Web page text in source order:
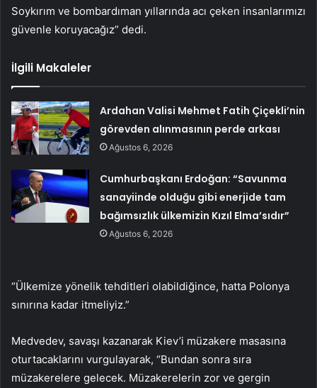
Soykırım ve bombardıman yıllarında acı çeken insanlarımızı
güvenle koruyacağız” dedi.
İlgili Makaleler
Ardahan Valisi Mehmet Fatih Çiçekli’nin
görevden alınmasının perde arkası
Ağustos 6, 2026
Cumhurbaşkanı Erdoğan: “Savunma
sanayiinde olduğu gibi enerjide tam
bağımsızlık ülkemizin Kızıl Elma’sıdır”
Ağustos 6, 2026
“Ülkemize yönelik tehditleri olabildiğince, hatta Polonya
sınırına kadar itmeliyiz.”
Medvedev, savaşı kazanarak Kiev’i müzakere masasına
oturtacaklarını vurgulayarak, “Bundan sonra sıra
müzakerelere gelecek. Müzakerelerin zor ve gergin